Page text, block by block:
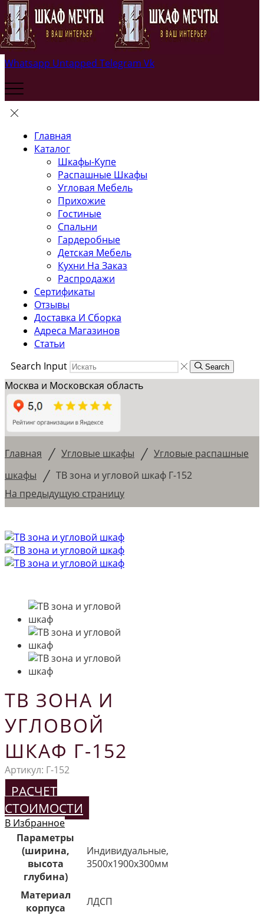
Whatsapp Untapped Telegram Vk
Главная
Каталог
Шкафы-Купе
Распашные Шкафы
Угловая Мебель
Прихожие
Гостиные
Спальни
Гардеробные
Детская Мебель
Кухни На Заказ
Распродажи
Сертификаты
Отзывы
Доставка И Сборка
Адреса Магазинов
Статьи
Search Input
Search
Москва и Московская область
Главная / Угловые шкафы / Угловые распашные
шкафы / ТВ зона и угловой шкаф Г-152
На предыдущую страницу
ТВ ЗОНА И
УГЛОВОЙ
ШКАФ Г-152
Артикул: Г-152
РАСЧЕТ
СТОИМОСТИ
В Избранное
Параметры
(ширина,
высота
глубина)
Индивидуальные,
3500х1900х300мм
Материал
корпуса
ЛДСП